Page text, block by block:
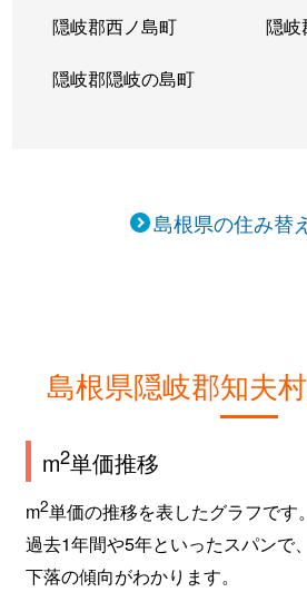
隠岐郡西ノ島町 隠岐
隠岐郡隠岐の島町
島根県の住み替
島根県隠岐郡知夫
m2単価推移
m2単価の推移を表したグラフです。
過去1年間や5年といったスパンで
下落の傾向がわかります。